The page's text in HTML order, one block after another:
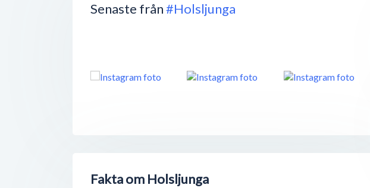
Senaste från#Holsljunga
Fakta om Holsljunga